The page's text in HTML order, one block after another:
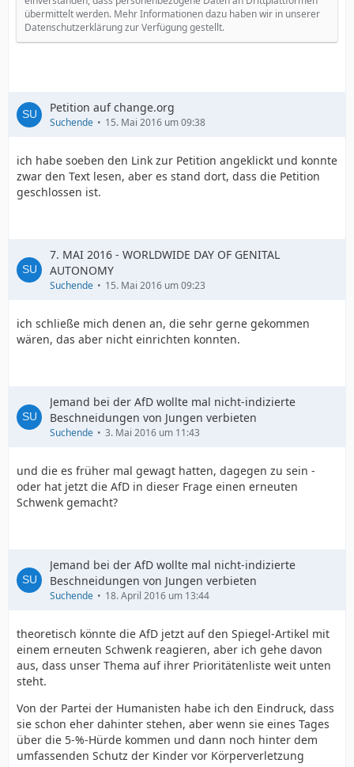
übermittelt werden. Mehr Informationen dazu haben wir in unserer
Datenschutzerklärung zur Verfügung gestellt.
Petition auf change.org
Suchende 15. Mai 2016 um 09:38
ich habe soeben den Link zur Petition angeklickt und konnte
zwar den Text lesen, aber es stand dort, dass die Petition
geschlossen ist.
7. MAI 2016 - WORLDWIDE DAY OF GENITAL
AUTONOMY
Suchende 15. Mai 2016 um 09:23
ich schließe mich denen an, die sehr gerne gekommen
wären, das aber nicht einrichten konnten.
Jemand bei der AfD wollte mal nicht-indizierte
Beschneidungen von Jungen verbieten
Suchende 3. Mai 2016 um 11:43
und die es früher mal gewagt hatten, dagegen zu sein -
oder hat jetzt die AfD in dieser Frage einen erneuten
Schwenk gemacht?
Jemand bei der AfD wollte mal nicht-indizierte
Beschneidungen von Jungen verbieten
Suchende 18. April 2016 um 13:44
theoretisch könnte die AfD jetzt auf den Spiegel-Artikel mit
einem erneuten Schwenk reagieren, aber ich gehe davon
aus, dass unser Thema auf ihrer Prioritätenliste weit unten
steht.
Von der Partei der Humanisten habe ich den Eindruck, dass
sie schon eher dahinter stehen, aber wenn sie eines Tages
über die 5-%-Hürde kommen und dann noch hinter dem
umfassenden Schutz der Kinder vor Körperverletzung